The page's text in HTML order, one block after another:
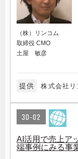
（株）リンコム
取締役 CMO
土屋 敏彦
提供 株式会社リ
3D-02
AI活用で売上ア
端事例にみる事